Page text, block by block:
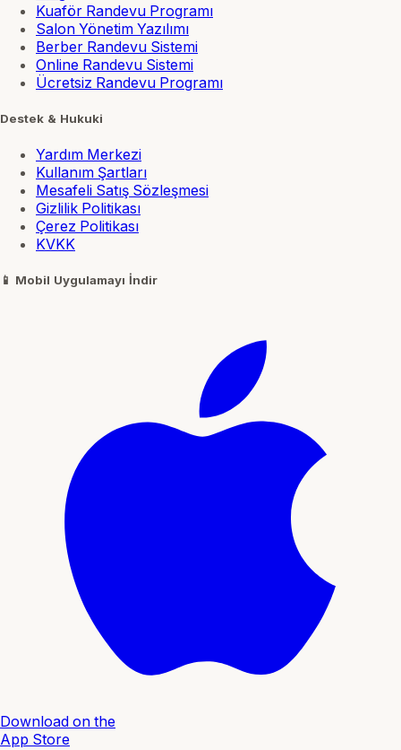
Kuaför Randevu Programı
Salon Yönetim Yazılımı
Berber Randevu Sistemi
Online Randevu Sistemi
Ücretsiz Randevu Programı
Destek & Hukuki
Yardım Merkezi
Kullanım Şartları
Mesafeli Satış Sözleşmesi
Gizlilik Politikası
Çerez Politikası
KVKK
📱 Mobil Uygulamayı İndir
Download on the
App Store